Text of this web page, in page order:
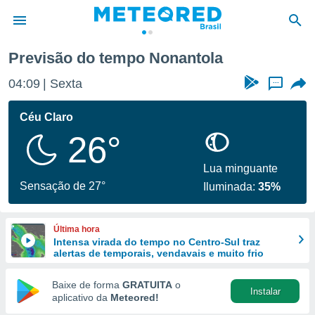
da
fornecidas
a este
das
e
forma
digital
Previsão do tempo Nonantola
04:09 Sexta ...
Céu Claro
26°
Sensação de 27°
Lua minguante
Iluminada:35%
Última hora
Intensa virada do tempo no Centro-Sul traz
alertas de temporais, vendavais e muito frio
Baixe de forma GRATUITA o
aplicativo da Meteored!
Instalar